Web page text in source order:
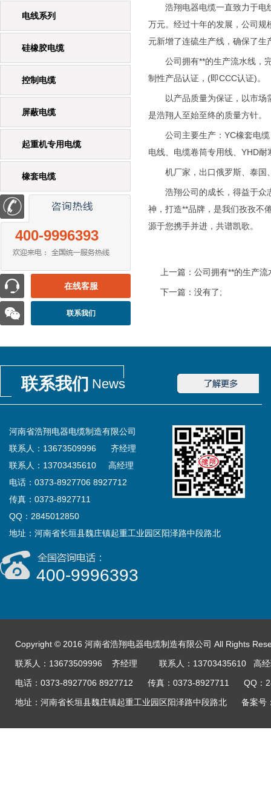
电线系列
硅橡胶电缆
控制电缆
屏蔽电缆
起重机专用电缆
橡套电缆
400-9996393
在线客服
联系我们
浩翔电器电缆一直致力于电线
万元。经过十年的发展，公司
元新增了连硫生产线，确保了生
公司拥有**的生产流水线，完
制性产品认证，(即CCC认证)。
以产品质量为保证，以市场需
是浩翔人至始至终的质量方针。
公司主要生产：YC橡套电缆
电线、电缆卷筒专用线、YHD
机厂家，出口俄罗斯、泰国
浩翔公司的成长，得益于众志
神，打造**品牌，是我们孜孜不
源于您携手并进，共谱凯歌。
上一篇： 公司拥有**的生产
下一篇：没有了;
联系我们 News
河南省浩翔电器电缆制造有限公司
联系人：13673509996 齐经理
联系人：13703435610 高经理
电话：0373-8927706 8927712
传真：0373-8927711
QQ：2845012850
地址：河南省长垣县魏庄镇起重工业园区阳泽路中段路北
400-9996393
Copyright © 2016 河南省浩翔电器电缆制造有限公司 All Rights
联系人：13673509996 齐经理 联系人：13703435610 高经
电话：0373-8927706 8927712 传真：0373-8927711 QQ
地址：河南省长垣县魏庄镇起重工业园区阳泽路中段路北 备案号